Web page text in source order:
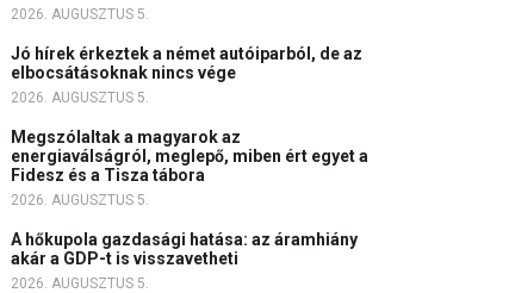
2026. AUGUSZTUS 5.
Jó hírek érkeztek a német autóiparból, de az
elbocsátásoknak nincs vége
2026. AUGUSZTUS 5.
Megszólaltak a magyarok az
energiaválságról, meglepő, miben ért egyet a
Fidesz és a Tisza tábora
2026. AUGUSZTUS 5.
A hőkupola gazdasági hatása: az áramhiány
akár a GDP-t is visszavetheti
2026. AUGUSZTUS 5.